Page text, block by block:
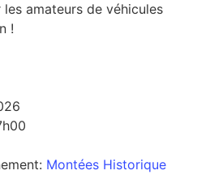
amateurs de véhicules
!
Montées Historique